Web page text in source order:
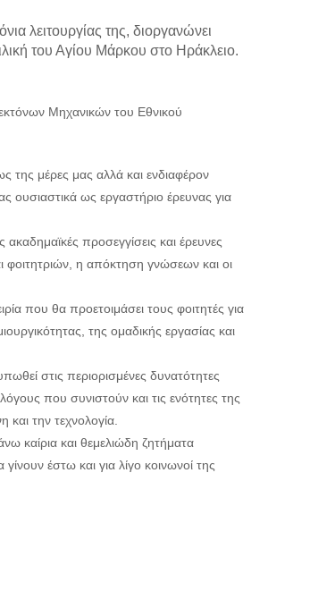
λειτουργίας της, διοργανώνει
του Αγίου Μάρκου στο Ηράκλειο.
Μηχανικών του Εθνικού
της μέρες μας αλλά και ενδιαφέρον
ουσιαστικά ως εργαστήριο έρευνας για
προσεγγίσεις και έρευνες
φοιτητριών, η απόκτηση γνώσεων και οι
που θα προετοιμάσει τους φοιτητές για
της ομαδικής εργασίας και
στις περιορισμένες δυνατότητες
που συνιστούν και τις ενότητες της
την τεχνολογία.
καίρια και θεμελιώδη ζητήματα
έστω και για λίγο κοινωνοί της